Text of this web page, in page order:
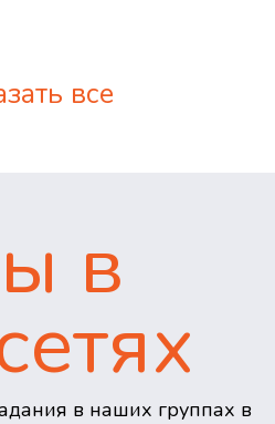
все
в
в наших группах в